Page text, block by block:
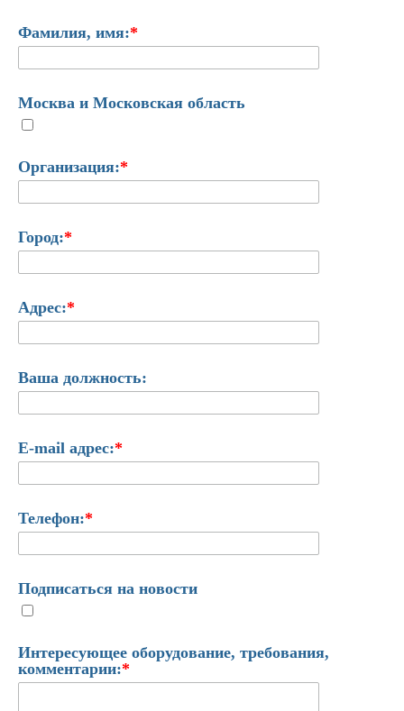
Фамилия, имя:*
Москва и Московская область
Организация:*
Город:*
Адрес:*
Ваша должность:
E-mail адрес:*
Телефон:*
Подписаться на новости
Интересующее оборудование, требования,
комментарии:*